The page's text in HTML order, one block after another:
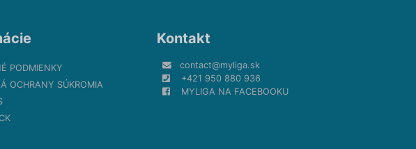
PODMIENKY
OCHRANY SÚKROMIA
Kontakt
contact@myliga.sk
+421 950 880 936
MYLIGA NA FACEBOOKU